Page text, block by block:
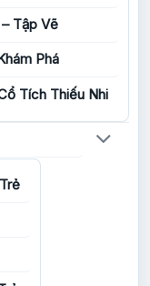
Tập Vẽ
Phá
Tích Thiếu Nhi